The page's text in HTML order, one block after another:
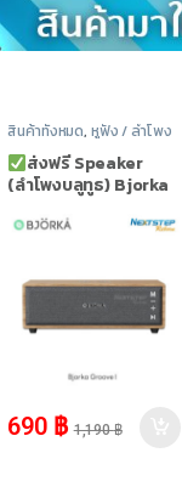
สินค้าทั้งหมด, หูฟัง / ลำโพง
ส่งฟรี Speaker
(ลำโพงบลูทูธ) Bjorka
690 ฿ 1,190฿